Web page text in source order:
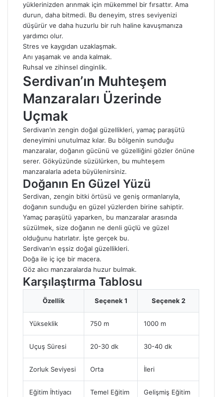
yüklerinizden arınmak için mükemmel bir fırsattır. Ama
durun, daha bitmedi. Bu deneyim, stres seviyenizi
düşürür ve daha huzurlu bir ruh haline kavuşmanıza
yardımcı olur.
Stres ve kaygıdan uzaklaşmak.
Anı yaşamak ve anda kalmak.
Ruhsal ve zihinsel dinginlik.
Serdivan’ın Muhteşem
Manzaraları Üzerinde
Uçmak
Serdivan’ın zengin doğal güzellikleri, yamaç paraşütü
deneyimini unutulmaz kılar. Bu bölgenin sunduğu
manzaralar, doğanın gücünü ve güzelliğini gözler önüne
serer. Gökyüzünde süzülürken, bu muhteşem
manzaralarla adeta büyülenirsiniz.
Doğanın En Güzel Yüzü
Serdivan, zengin bitki örtüsü ve geniş ormanlarıyla,
doğanın sunduğu en güzel yüzlerden birine sahiptir.
Yamaç paraşütü yaparken, bu manzaralar arasında
süzülmek, size doğanın ne denli güçlü ve güzel
olduğunu hatırlatır. İşte gerçek bu.
Serdivan’ın eşsiz doğal güzellikleri.
Doğa ile iç içe bir macera.
Göz alıcı manzaralarda huzur bulmak.
Karşılaştırma Tablosu
Özellik Seçenek 1 Seçenek 2
Yükseklik 750 m 1000 m
Uçuş Süresi 20-30 dk 30-40 dk
Zorluk Seviyesi Orta İleri
Eğitim İhtiyacı Temel Eğitim Gelişmiş Eğitim